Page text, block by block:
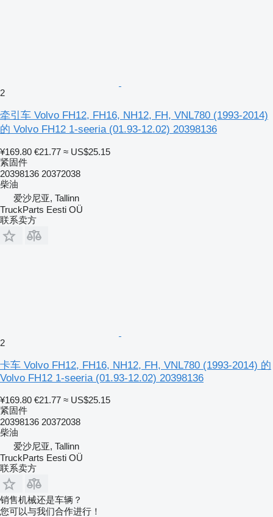
2
牵引车 Volvo FH12, FH16, NH12, FH, VNL780 (1993-2014)
的 Volvo FH12 1-seeria (01.93-12.02) 20398136
¥169.80 €21.77 ≈ US$25.15
紧固件
20398136 20372038
柴油
爱沙尼亚, Tallinn
TruckParts Eesti OÜ
联系卖方
2
卡车 Volvo FH12, FH16, NH12, FH, VNL780 (1993-2014) 的
Volvo FH12 1-seeria (01.93-12.02) 20398136
¥169.80 €21.77 ≈ US$25.15
紧固件
20398136 20372038
柴油
爱沙尼亚, Tallinn
TruckParts Eesti OÜ
联系卖方
销售机械还是车辆？
您可以与我们合作进行！